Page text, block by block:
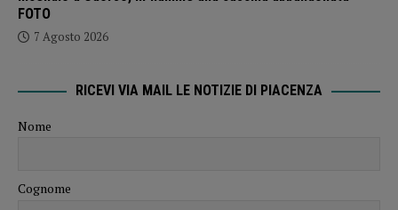
FOTO
7 Agosto 2026
RICEVI VIA MAIL LE NOTIZIE DI PIACENZA
Nome
Cognome